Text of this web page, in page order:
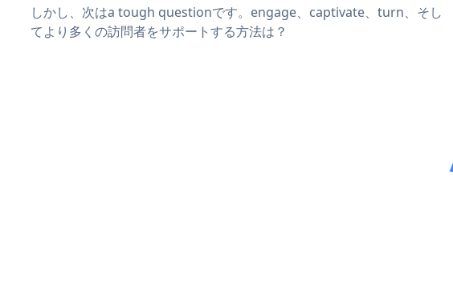
しかし、次はa tough questionです。engage、captivate、turn、そし
てより多くの訪問者をサポートする方法は？